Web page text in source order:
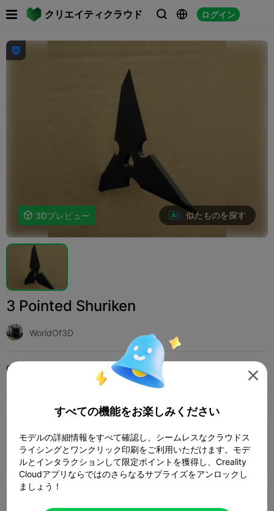
クリエイティクラウド   ログイン
 

 3Dプレビュー 似たものを探す
3 Pointed Shuriken
WorldOf3D
印刷設定 (7) おもちゃとゲーム その他 
0.2mm layer, 3 walls, 15% infill
 08m 57s  1 プレート  5.36g

すべての機能をお楽しみください
モデルの詳細情報をすべて確認し、シームレスなクラウドス
ライシングとワンクリック印刷をご利用いただけます。モデ
ルとインタラクションして限定ポイントを獲得し、Creality
Cloudアプリならではのさらなるサプライズをアンロックし
ましょう！